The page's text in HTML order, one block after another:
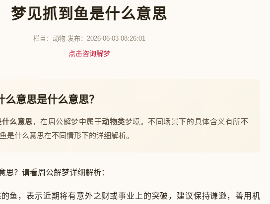
梦见抓到鱼是什么意思
栏目： 动物发布：2026-06-03 08:26:01
点击咨询解梦
意思是什么意思？
么意思，在周公解梦中属于动物类梦境。不同场景下的具体含义有所不
是什么意思在不同情形下的详细解析。
思？请看周公解梦详细解析：
鱼，表示近期将有意外之财或事业上的突破，建议保持谦逊，善用机